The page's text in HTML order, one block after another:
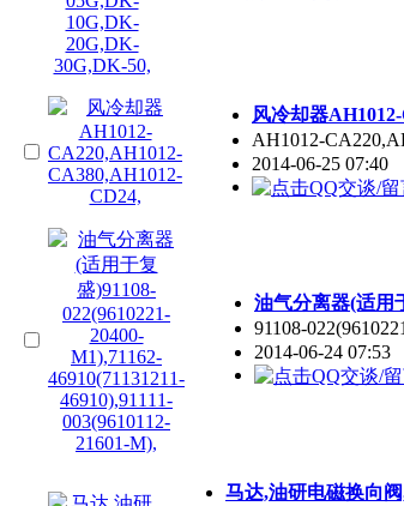
风冷却器
AH1012-
2014-06-25 07:40
油气分离器(适用
91108-
2014-06-24 07:53
马达,油研电磁换向